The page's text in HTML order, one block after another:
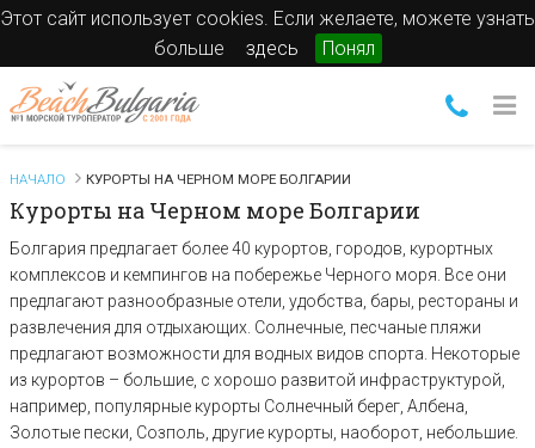
Этот сайт использует cookies. Если желаете, можете узнать
больше
здесь Понял
НАЧАЛО КУРОРТЫ НА ЧЕРНОМ МОРЕ БОЛГАРИИ
Курорты на Черном море Болгарии
Болгария предлагает более 40 курортов, городов, курортных
комплексов и кемпингов на побережье Черного моря. Все они
предлагают разнообразные отели, удобства, бары, рестораны и
развлечения для отдыхающих. Солнечные, песчаные пляжи
предлагают возможности для водных видов спорта. Некоторые
из курортов – большие, с хорошо развитой инфраструктурой,
например, популярные курорты Солнечный берег, Албена,
Золотые пески, Созполь, другие курорты, наоборот, небольшие.